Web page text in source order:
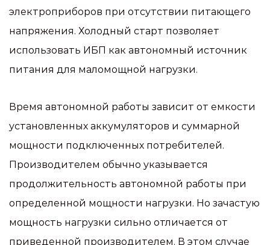
электроприборов при отсутствии питающего
напряжения. Холодный старт позволяет
использовать ИБП как автономный источник
питания для маломощной нагрузки.
Время автономной работы зависит от емкости
установленных аккумуляторов и суммарной
мощности подключенных потребителей.
Производителем обычно указывается
продолжительность автономной работы при
определенной мощности нагрузки. Но зачастую
мощность нагрузки сильно отличается от
приведенной производителем. В этом случае